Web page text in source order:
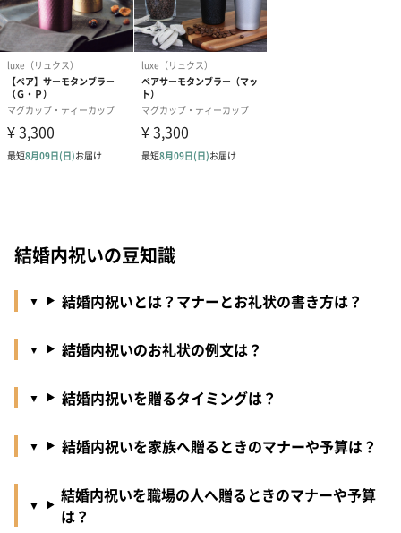
結婚内祝いの豆知識
結婚内祝いとは？マナーとお礼状の書き方は？
結婚内祝いのお礼状の例文は？
結婚内祝いを贈るタイミングは？
結婚内祝いを家族へ贈るときのマナーや予算は？
結婚内祝いを職場の人へ贈るときのマナーや予算
は？